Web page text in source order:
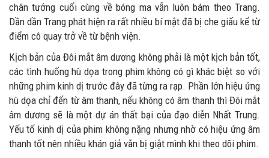
chân tướng cuối cùng về bóng ma vẫn luôn bám theo Trang.
Dần dần Trang phát hiện ra rất nhiều bí mật đã bị che giấu kể từ
điểm cô quay trở về từ bệnh viện.
Kịch bản của Đôi mắt âm dương không phải là một kịch bản tốt,
các tình huống hù dọa trong phim không có gì khác biệt so với
những phim kinh dị trước đây đã từng ra rạp. Phần lớn hiệu ứng
hù dọa chỉ đến từ âm thanh, nếu không có âm thanh thì Đôi mắt
âm dương sẽ là một dự án thất bại của đạo diễn Nhất Trung.
Yếu tố kinh dị của phim không nặng nhưng nhờ có hiệu ứng âm
thanh tốt nên nhiều khán giả vẫn bị giật mình khi theo dõi phim.